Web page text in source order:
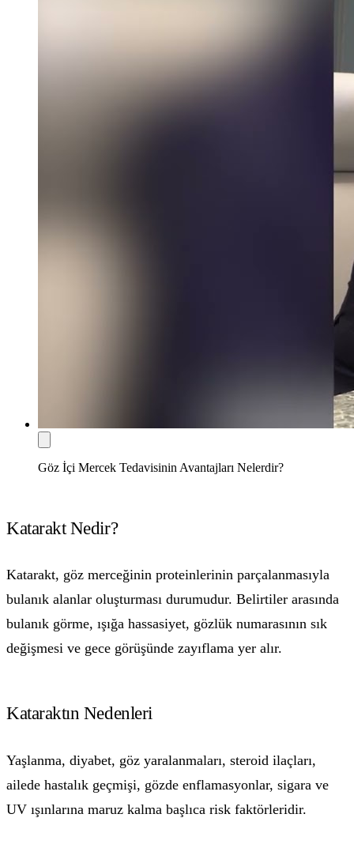
Göz İçi Mercek Tedavisinin Avantajları Nelerdir?
Katarakt Nedir?
Katarakt, göz merceğinin proteinlerinin parçalanmasıyla
bulanık alanlar oluşturması durumudur. Belirtiler arasında
bulanık görme, ışığa hassasiyet, gözlük numarasının sık
değişmesi ve gece görüşünde zayıflama yer alır.
Kataraktın Nedenleri
Yaşlanma, diyabet, göz yaralanmaları, steroid ilaçları,
ailede hastalık geçmişi, gözde enflamasyonlar, sigara ve
UV ışınlarına maruz kalma başlıca risk faktörleridir.